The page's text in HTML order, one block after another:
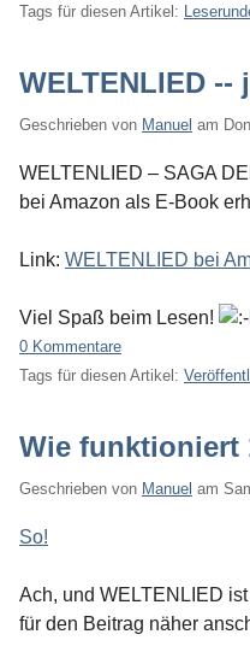
Tags für diesen Artikel:
WELTENLIED
Geschrieben von Manuel am
WELTENLIED – SAGA
bei Amazon als E-Book
Link: WELTENLIED bei
Viel Spaß beim Lesen!
0 Kommentare
Tags für diesen Artikel:
Wie funktioniert
Geschrieben von Manuel am
So!
Ach, und WELTENLIED
für den Beitrag näher